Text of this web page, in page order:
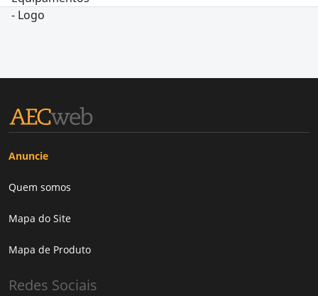
Anuncie
Quem somos
Mapa do Site
Mapa de Produto
Redes Sociais